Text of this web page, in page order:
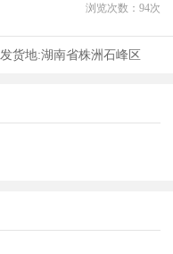
浏览次数： 94次
发货地:湖南省株洲石峰区